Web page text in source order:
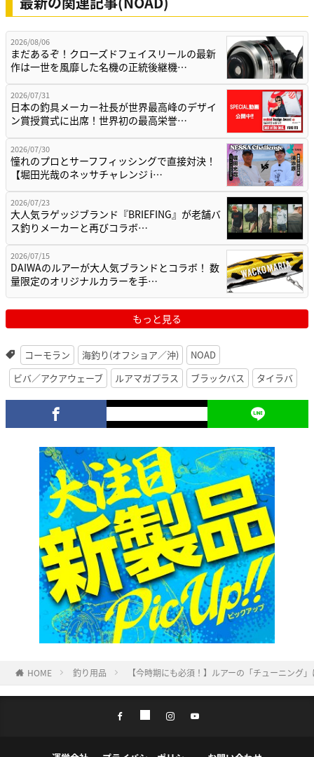
2026/08/06
まだあるぞ！クローズドフェイスリールの最新
作は一世を風靡した名機の正統後継機…
2026/07/31
日本の釣具メーカー社長が世界最高峰のデザイ
ン賞授賞式に出席！世界初の最高栄誉…
2026/07/30
憧れのプロとサーフフィッシングで直接対決！
【堀田光哉のネッサチャレンジ i…
2026/07/23
大人気ラゲッジブランド『BRIEFING』が老舗バ
ス釣りメーカーと再びコラボ…
2026/07/15
DAIWAのルアーが大人気ブランドとコラボ！ 数
量限定のオリジナルカラーを手…
もっと見る
コーモラン 海釣り(オフショア／沖)
NOAD
ビバ／アクアウェーブ
ルアマガプラス ブラックバス タイラバ
HOME 釣り用品 【今時期にも必須！】ルアーの「チューニング